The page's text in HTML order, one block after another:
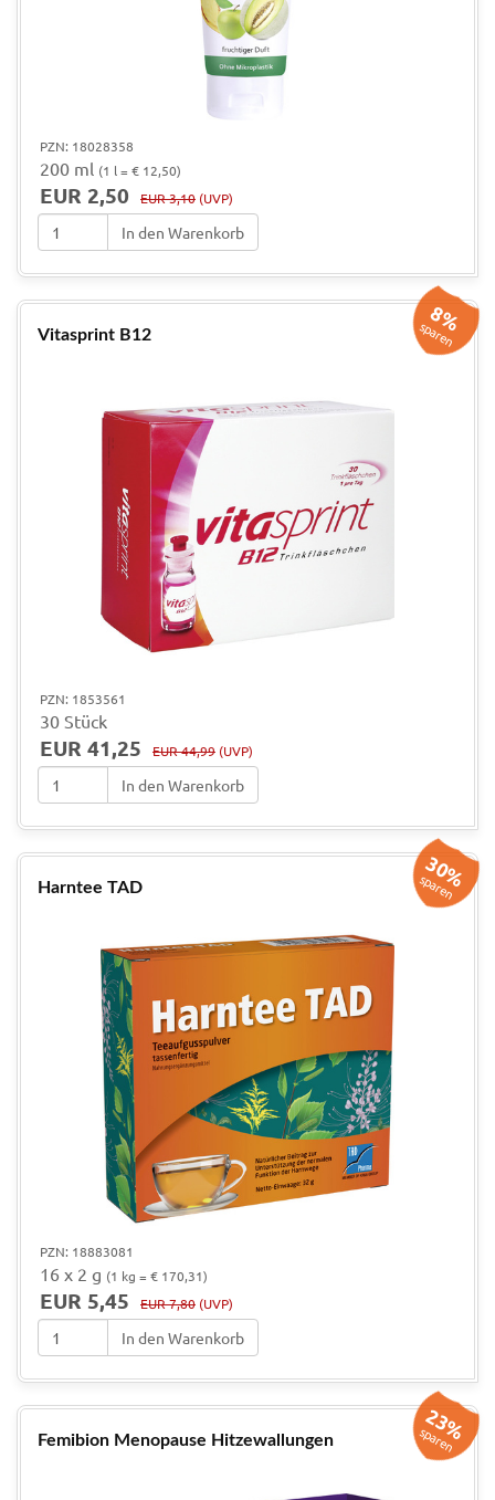
PZN: 18028358
200 ml (1 l = € 12,50)
EUR 2,50 EUR 3,10 (UVP)
In den Warenkorb
Vitasprint B12 8%
sparen
PZN: 1853561
30 Stück
EUR 41,25 EUR 44,99 (UVP)
In den Warenkorb
Harntee TAD 30%
sparen
PZN: 18883081
16 x 2 g (1 kg = € 170,31)
EUR 5,45 EUR 7,80 (UVP)
In den Warenkorb
Femibion Menopause Hitzewallungen 23%
sparen